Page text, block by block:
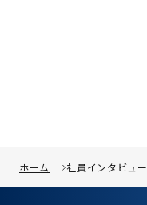
ホーム 社員インタビュー